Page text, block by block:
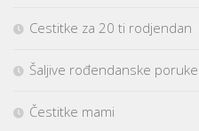
Cestitke za 20 ti rodjendan
Šaljive rođendanske poruke
Čestitke mami